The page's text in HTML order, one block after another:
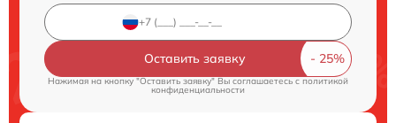
Оставить заявку
Нажимая на кнопку "Оставить заявку" Вы соглашаетесь cполитикой
конфиденциальности